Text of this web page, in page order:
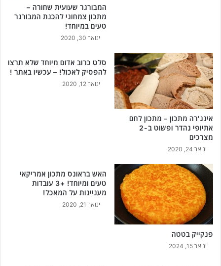
ז
ב
ר
ו
ט
ב
ע
ג
ב
י
ו
המבורגר שעועית שחורה –
מתכון צמחוני להכנת המבורגר
טעים במיוחד!
ינואר 30, 2020
אינג'רה מתכון – מתכון לחם
אתיופי נהדר ופשוט ב-2
מצרכים
ינואר 24, 2020
סלט כרוב אדום מיוחד שלא תרצו
להפסיק לאכול! – עכשיו באתר !
ינואר 12, 2020
פנקייק בטטה
ינואר 15, 2024
האש בראונס מתכון אמריקאי
טעים ומיוחד! +3 עובדות
מעניינות על המאכל!
ינואר 21, 2020